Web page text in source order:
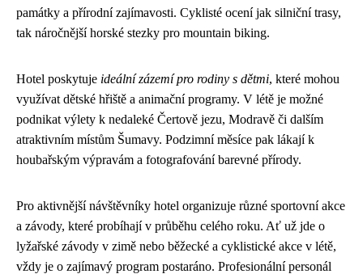
památky a přírodní zajímavosti. Cyklisté ocení jak silniční trasy,
tak náročnější horské stezky pro mountain biking.
Hotel poskytuje ideální zázemí pro rodiny s dětmi, které mohou
využívat dětské hřiště a animační programy. V létě je možné
podnikat výlety k nedaleké Čertově jezu, Modravě či dalším
atraktivním místům Šumavy. Podzimní měsíce pak lákají k
houbařským výpravám a fotografování barevné přírody.
Pro aktivnější návštěvníky hotel organizuje různé sportovní akce
a závody, které probíhají v průběhu celého roku. Ať už jde o
lyžařské závody v zimě nebo běžecké a cyklistické akce v létě,
vždy je o zajímavý program postaráno. Profesionální personál